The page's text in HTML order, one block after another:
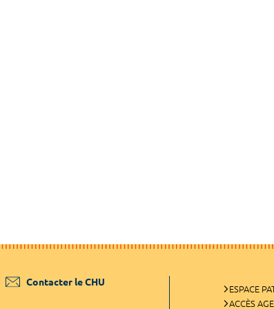
Contacter le CHU
ESPACE
ACCÈS